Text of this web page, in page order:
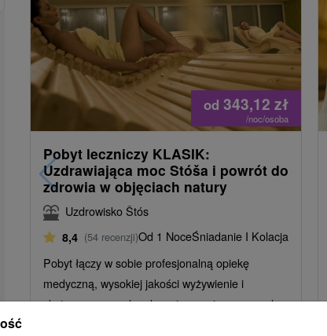
od 343,12 zł
/noc/osoba
Pobyt leczniczy KLASIK:
Uzdrawiająca moc Stóša i powrót do
zdrowia w objęciach natury
Uzdrowisko Štós
8,4 (54 recenzji)Od 1 NoceŚniadanie I Kolacja
Pobyt łączy w sobie profesjonalną opiekę
medyczną, wysokiej jakości wyżywienie i
skuteczne procedury lecznicze z ciszą przyrody